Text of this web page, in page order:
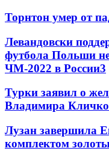
Торнтон умер от
Левандовски
футбола Польши
ЧМ-2022 в России3
Турки заявил о
Владимира Кличко
Лузан завершила
комплектом